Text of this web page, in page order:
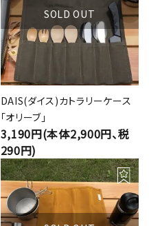
SOLD OUT
DAIS(ダイス)カトラリーケース
「オリーブ」
3,190円(本体2,900円、税
290円)